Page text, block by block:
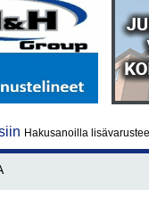
Hakusanoilla